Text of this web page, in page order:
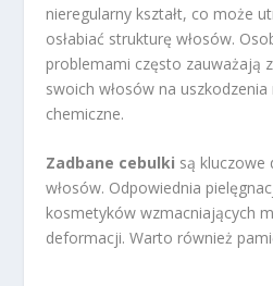
nieregularny kształt, co może
osłabiać strukturę włosów.
problemami często zauważają
swoich włosów na
chemiczne.
Zadbane cebulki są kluczowe
włosów. Odpowiednia
kosmetyków wzmacniających
deformacji. Warto również